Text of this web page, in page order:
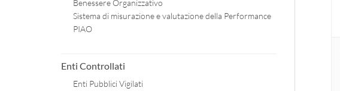
Benessere Organizzativo
Sistema di misurazione e valutazione della Performance
PIAO
Enti Controllati
Enti Pubblici Vigilati